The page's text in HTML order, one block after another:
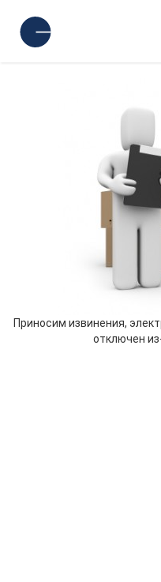
Приносим извинения,
отключен